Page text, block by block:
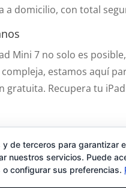
a domicilio, con total
Mini 7 no solo es
estamos aquí
gratuita. Recupera tu
Privacidad Contacto
por
de terceros para garantizar
nuestros servicios. Puede
configurar sus preferencias.